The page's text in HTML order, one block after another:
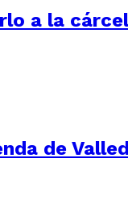
a la
de